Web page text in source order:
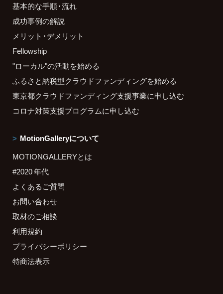
基本的な手順・流れ
成功事例の解説
メリット・デメリット
Fellowship
"ローカル"の活動を始める
ふるさと納税型クラウドファンディングを始める
東京都クラウドファンディング支援事業に申し込む
コロナ対策支援プログラムに申し込む
MotionGalleryについて
MOTIONGALLERYとは
#2020 年代
よくあるご質問
お問い合わせ
取材のご相談
利用規約
プライバシーポリシー
特商法表示